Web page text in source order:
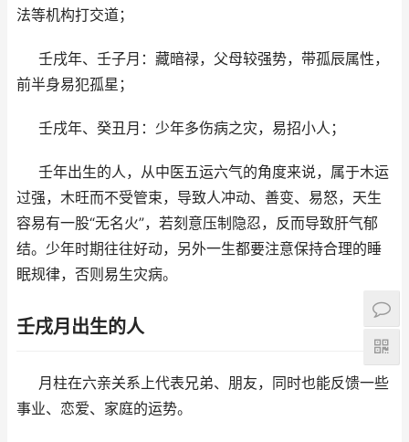
法等机构打交道；
壬戌年、壬子月：藏暗禄，父母较强势，带孤辰属性，
前半身易犯孤星；
壬戌年、癸丑月：少年多伤病之灾，易招小人；
壬年出生的人，从中医五运六气的角度来说，属于木运
过强，木旺而不受管束，导致人冲动、善变、易怒，天生
容易有一股“无名火”，若刻意压制隐忍，反而导致肝气郁
结。少年时期往往好动，另外一生都要注意保持合理的睡
眠规律，否则易生灾病。
壬戌月出生的人
月柱在六亲关系上代表兄弟、朋友，同时也能反馈一些
事业、恋爱、家庭的运势。